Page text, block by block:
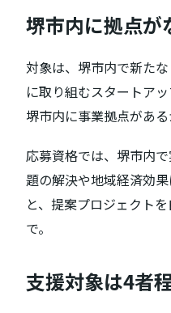
堺市内に拠点が
対象は、堺市内で新た
に取り組むスタートア
堺市内に事業拠点があ
応募資格では、堺市内
題の解決や地域経済効
と、提案プロジェクト
で。
支援対象は4者